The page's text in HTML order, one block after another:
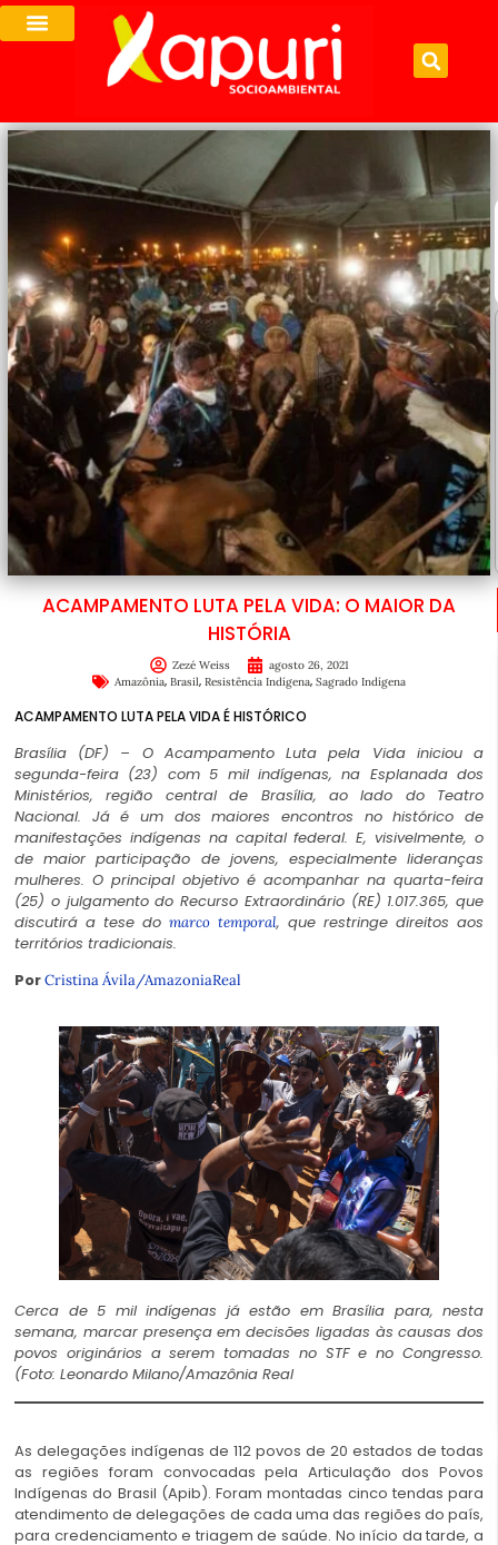
ACAMPAMENTO LUTA PELA VIDA: O MAIOR DA
HISTÓRIA
Zezé Weiss
agosto 26, 2021
Amazônia, Brasil, Resistência Indígena, Sagrado Indígena
ACAMPAMENTO LUTA PELA VIDA É HISTÓRICO
Brasília (DF) – O Acampamento Luta pela Vida iniciou a
segunda-feira (23) com 5 mil indígenas, na Esplanada dos
Ministérios, região central de Brasília, ao lado do Teatro
Nacional. Já é um dos maiores encontros no histórico de
manifestações indígenas na capital federal. E, visivelmente, o
de maior participação de jovens, especialmente lideranças
mulheres. O principal objetivo é acompanhar na quarta-feira
(25) o julgamento do Recurso Extraordinário (RE) 1.017.365, que
discutirá a tese domarco temporal, que restringe direitos aos
territórios tradicionais.
PorCristina Ávila/AmazoniaReal
Cerca de 5 mil indígenas já estão em Brasília para, nesta
semana, marcar presença em decisões ligadas às causas dos
povos originários a serem tomadas no STF e no Congresso.
(Foto: Leonardo Milano/Amazônia Real
As delegações indígenas de 112 povos de 20 estados de todas
as regiões foram convocadas pela Articulação dos Povos
Indígenas do Brasil (Apib). Foram montadas cinco tendas para
atendimento de delegações de cada uma das regiões do país,
para credenciamento e triagem de saúde. No início da tarde, a